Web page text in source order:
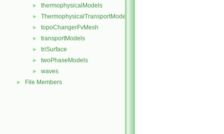
► thermophysicalModels
► ThermophysicalTransportModels
► topoChangerFvMesh
► transportModels
► triSurface
► twoPhaseModels
► waves
► File Members